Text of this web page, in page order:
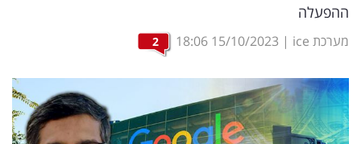
משפט
ומחקרים
דעות
ההפעלה
מערכת ice |
15/10/2023
18:06
2